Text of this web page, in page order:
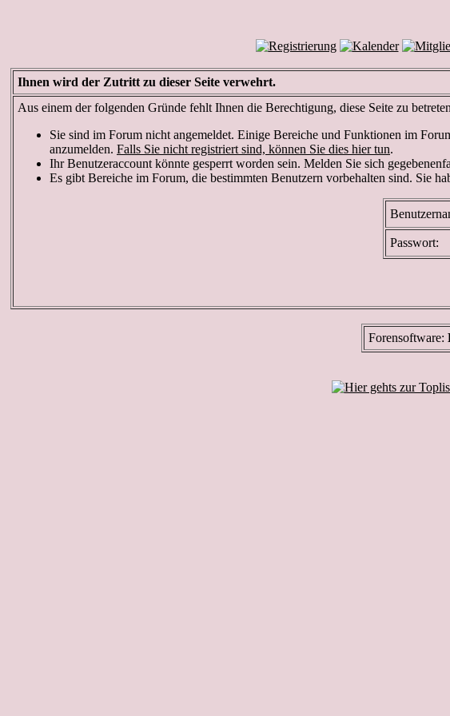
Ihnen wird der Zutritt zu dieser Seite verwehrt.
Aus einem der folgenden Gründe fehlt Ihnen die Berechtigung, diese Seite zu
Sie sind im Forum nicht angemeldet. Einige Bereiche und Funktionen im
anzumelden. Falls Sie nicht registriert sind, können Sie dies hier tun.
Ihr Benutzeraccount könnte gesperrt worden sein. Melden Sie sich
Es gibt Bereiche im Forum, die bestimmten Benutzern vorbehalten sind. Sie
Passwort:
Forensoftware: